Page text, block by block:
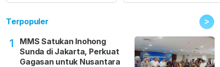
Terpopuler >
1
MMS Satukan Inohong
Sunda di Jakarta, Perkuat
Gagasan untuk Nusantara